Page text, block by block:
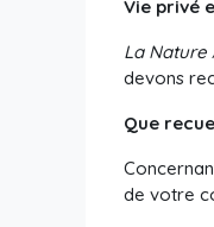
Vie privé
La
devons
Que
de votre